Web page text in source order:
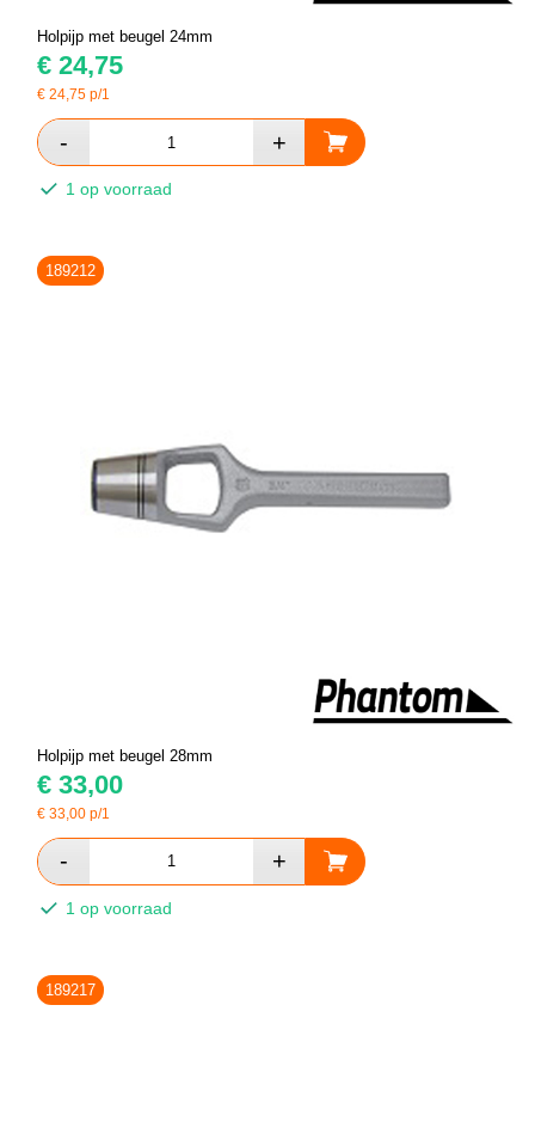
Holpijp met beugel 24mm
€ 24,75
€24,75 p/1
1 op voorraad
189212
Holpijp met beugel 28mm
€ 33,00
€33,00 p/1
1 op voorraad
189217